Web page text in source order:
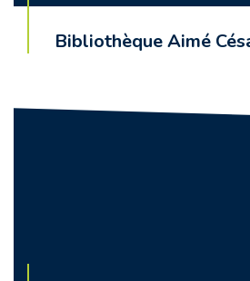
Bibliothèque Aimé